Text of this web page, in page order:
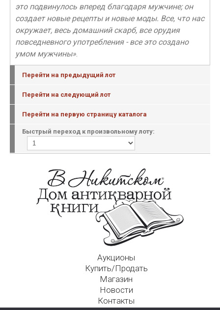
это подвинулось вперед благодаря мужчине; он
создает новые рецепты и новые моды. Все, что нас
окружает, весь домашний скарб, все орудия
повседневного употребления - все это создано
умом мужчины».
Перейти на предыдущий лот
Перейти на следующий лот
Перейти на первую страницу каталога
Быстрый переход к произвольному лоту:
Аукционы
Купить/Продать
Магазин
Новости
Контакты